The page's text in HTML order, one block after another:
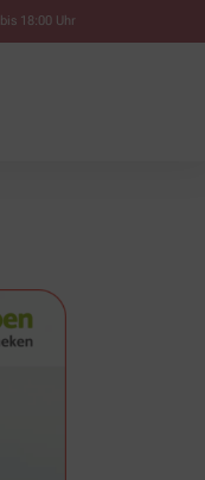
bis 18:00 Uhr